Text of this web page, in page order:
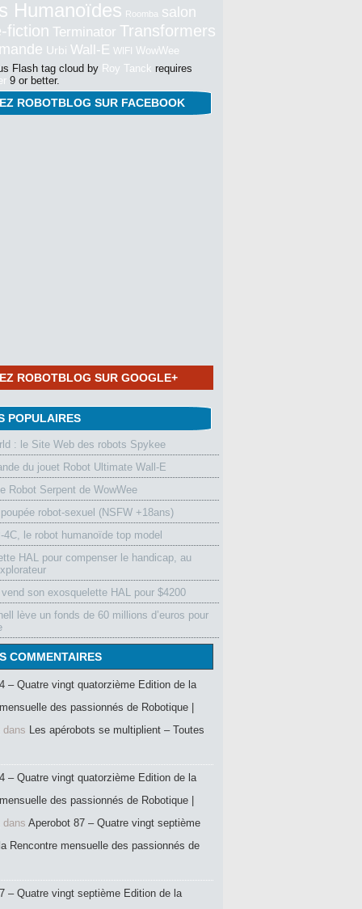
Humanoïdes Roomba salon
fiction Terminator Transformers
Urbi Wall-E WIFI WowWee
Flash tag cloud by Roy Tanck requires
9 or better.
ROBOTBLOG SUR FACEBOOK
ROBOTBLOG SUR GOOGLE+
POPULAIRES
: le Site Web des robots Spykee
du jouet Robot Ultimate Wall-E
Robot Serpent de WowWee
robot-sexuel (NSFW +18ans)
4C, le robot humanoïde top model
HAL pour compenser le handicap, au
son exosquelette HAL pour $4200
lève un fonds de 60 millions d’euros pour
COMMENTAIRES
– Quatre vingt quatorzième Edition de la
des passionnés de Robotique |
dans Les apérobots se multiplient – Toutes
– Quatre vingt quatorzième Edition de la
des passionnés de Robotique |
dans Aperobot 87 – Quatre vingt septième
Rencontre mensuelle des passionnés de
– Quatre vingt septième Edition de la